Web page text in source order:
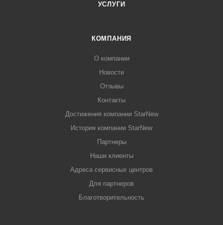
УСЛУГИ
КОМПАНИЯ
О компании
Новости
Отзывы
Контакты
Достижения компании StarNew
История компании StarNew
Партнеры
Наши клиенты
Адреса сервисных центров
Для партнеров
Благотворительность